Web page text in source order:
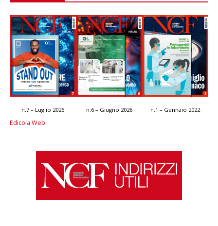
n.7 – Luglio 2026 n.6 – Giugno 2026 n.1 – Gennaio 2022
Edicola Web